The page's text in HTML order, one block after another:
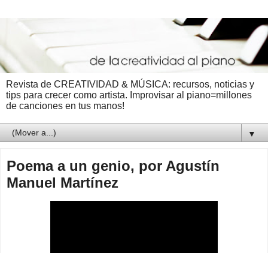
Revista de CREATIVIDAD & MÚSICA: recursos, noticias y
tips para crecer como artista. Improvisar al piano=millones
de canciones en tus manos!
▼
Poema a un genio, por Agustín
Manuel Martínez